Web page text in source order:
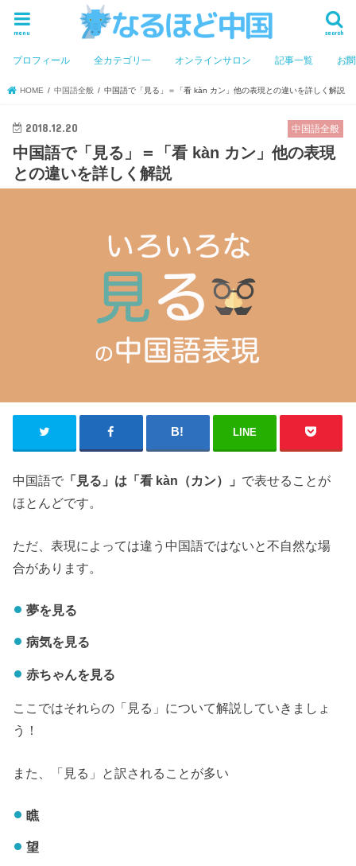
search
menu
プロフィール 全カテゴリ一 オンラインサロン 記事一覧 お
HOME 中国語全般 中国語で「見る」＝「看 kàn カン」他の表現との違いを詳しく解説
中国語全般
2018.12.20
中国語で「見る」＝「看 kàn カン」他の表現
との違いを詳しく解説
LINE
中国語で 「見る」は「看 kàn（カン）」 で表せることが
ほとんどです。
ただ、表現によっては違う中国語ではないと不自然な場
合があります。
夢を見る
病気を見る
赤ちゃんを見る
ここではそれらの「見る」について解説していきましょ
う！
また、「見る」と訳されることが多い
瞧
望